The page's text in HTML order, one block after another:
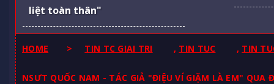
liệt toàn thân"
HOME > TIN TC GIAI TRI , TIN TUC , TIN
NSƯT QUỐC NAM - TÁC GIẢ "ĐIỆU VÍ GIẶM LÀ EM" QUA